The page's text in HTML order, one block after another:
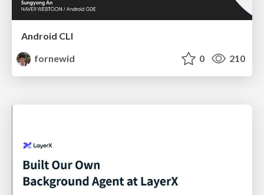
Android CLI
fornewid
0 210